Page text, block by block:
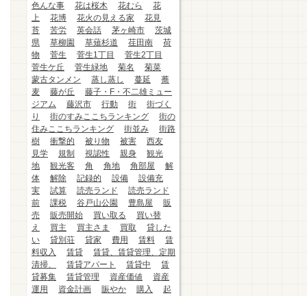
色んな事
花は桜木 花むら
花
上
花博 花火の見える家
花見
苔
苦労 英会話 茅ヶ崎市
茨城
県
草柳園 草薙杉道 荏田南
荷
物
菅生 菅生1丁目
菅生2丁目
菅生ケ丘
菅生緑地 菊名
菊菜
蒙古タンメン
蒸し蒸し 蔓延
蕎
麦
藤が丘
藤子・F・不二雄ミュー
ジアム
藤沢市 行動 街
街づく
り
街のすみここちランキング
街の
住みここちランキング
街並み
街路
樹
衝撃的 被り物 被害
西友
見学
規制 視認性 親身
観光
地
観光客 角 角地 角部屋
解
体
解除 記録的 設備
設備充
実
試算 読売ランド
読売ランド
前
課税 谷戸山公園 豊島屋
販
売
販売開始 買い取る
買い替
え
買主 買主さま 買取
貸した
い
貸別荘 貸家 費用 賃料
賃
料収入
賃貸
賃貸、賃貸管理、定期
清掃、
賃貸アパート 賃貸中
賃
貸募集
賃貸管理 資産価値
資産
運用
資金計画 賑やか 購入
起